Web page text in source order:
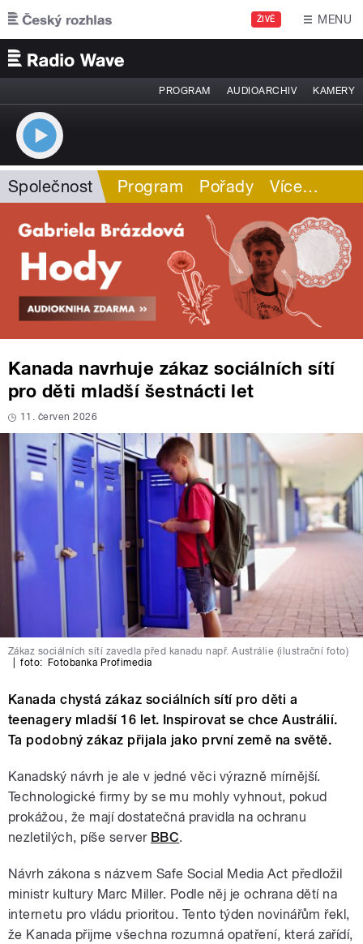
Přejít k hlavnímu obsahu
ŽIVĚ MENU
PROGRAM AUDIOARCHIV KAMERY
Společnost Program Pořady Více…
Kanada navrhuje zákaz sociálních sítí
pro děti mladší šestnácti let
11. červen 2026
Zákaz sociálních sítí zavedla před kanadu např. Austrálie (ilustrační foto)
foto: Fotobanka Profimedia
Kanada chystá zákaz sociálních sítí pro děti a
teenagery mladší 16 let. Inspirovat se chce Austrálií.
Ta podobný zákaz přijala jako první země na světě.
Kanadský návrh je ale v jedné věci výrazně mírnější.
Technologické firmy by se mu mohly vyhnout, pokud
prokážou, že mají dostatečná pravidla na ochranu
nezletilých, píše server BBC.
Návrh zákona s názvem Safe Social Media Act předložil
ministr kultury Marc Miller. Podle něj je ochrana dětí na
internetu pro vládu prioritou. Tento týden novinářům řekl,
že Kanada přijme všechna rozumná opatření, která zařídí,